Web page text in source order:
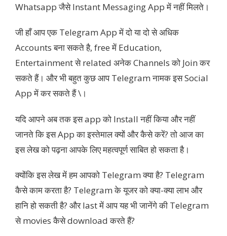
Whatsapp जैसे Instant Messaging App में नहीं मिलते।
जी हाँ आप एक Telegram App में दो या दो से अधिक
Accounts बना सकते है, free में Education,
Entertainment से related अनेक Channels को Join कर
सकते हैं। और भी बहुत कुछ आप Telegram नामक इस Social
App में कर सकते हैं \।
यदि आपने अब तक इस app को Install नहीं किया और नहीं
जानते कि इस App का इस्तेमाल क्यों और कैसे करें? तो आज का
इस लेख को पढ़ना आपके लिए महत्वपूर्ण साबित हो सकता है।
क्योंकि इस लेख में हम आपको Telegram क्या है? Telegram
कैसे काम करता है? Telegram के यूजर को क्या-क्या लाभ और
हानि हो सकती है? और last में आप यह भी जानेंगे की Telegram
से movies कैसे download करते हैं?